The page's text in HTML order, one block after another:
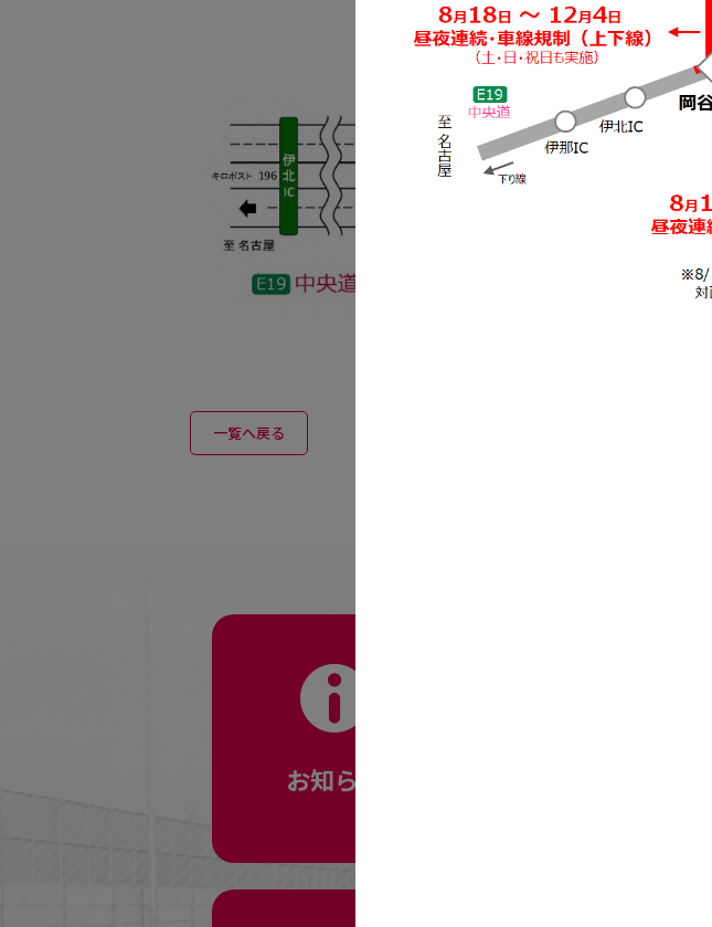
一覧へ戻る
お知らせ